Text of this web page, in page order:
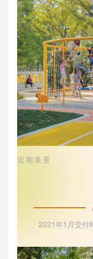
近期美景
2021年1月交付